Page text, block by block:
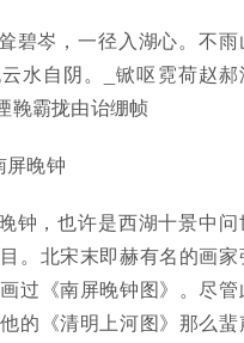
碧岑，一径入湖心。不雨
水自阴。_锨呕霓荷赵郝
鞔霸拢由诒绷帧
屏晚钟
钟，也许是西湖十景中问
。北宋末即赫有名的画家
过《南屏晚钟图》。尽管
的《清明上河图》那么蜚